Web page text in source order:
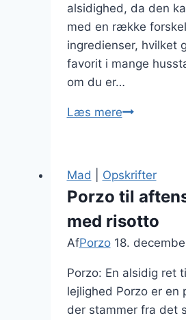
alsidighed, da den
med en række
ingredienser, hvilket
favorit i mange
om du er…
Læs merePorzo
Mad Opskrifter
Porzo til
med risotto
AfPorzo 18.
Porzo: En alsidig ret
lejlighed Porzo er en
der stammer fra det